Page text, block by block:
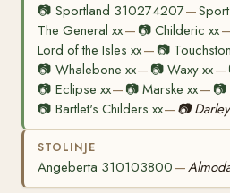
📷 Sportland 310274207—
The General xx— 📷Childeric xx
Lord of the Isles xx— 📷
📷 Whalebone xx— 📷Waxy xx—
📷 Eclipse xx— 📷Marske xx— 📷
📷 Bartlet's Childers xx— 📷
STOLINJE
Angeberta 310103800 —